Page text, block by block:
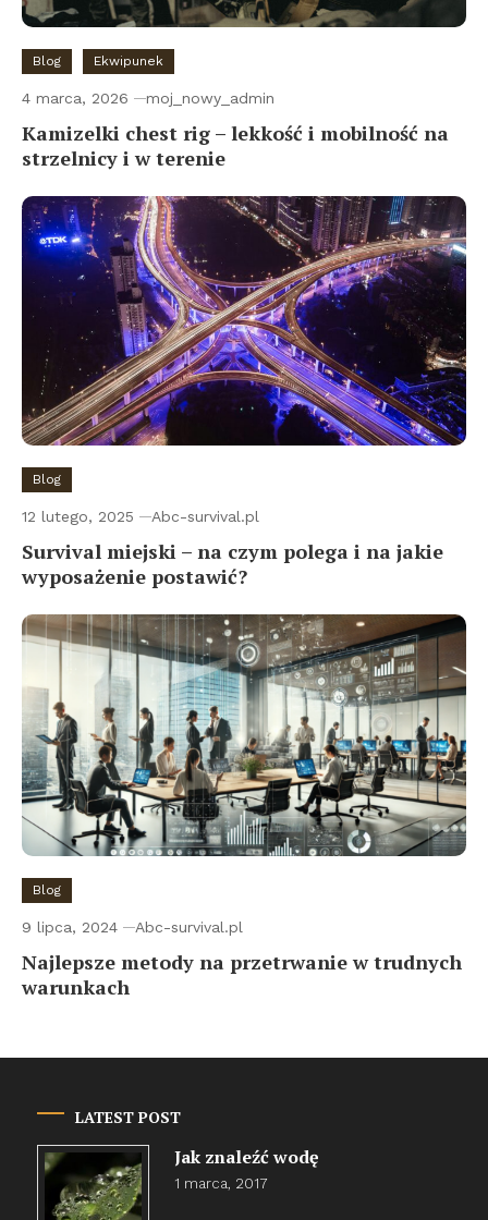
Blog Ekwipunek
4 marca, 2026 moj_nowy_admin
Kamizelki chest rig – lekkość i mobilność na
strzelnicy i w terenie
Blog
12 lutego, 2025 Abc-survival.pl
Survival miejski – na czym polega i na jakie
wyposażenie postawić?
Blog
9 lipca, 2024 Abc-survival.pl
Najlepsze metody na przetrwanie w trudnych
warunkach
LATEST POST
Jak znaleźć wodę
1 marca, 2017